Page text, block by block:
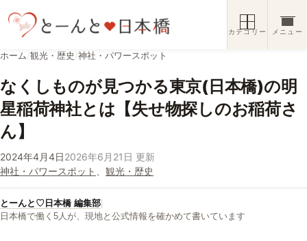
カテゴリー メニュー
ホーム/観光・歴史 /神社・パワースポット
なくしものが見つかる東京(日本橋)の明
星稲荷神社とは【失せ物探しのお稲荷さ
ん】
2024年4月4日2026年6月21日 更新
神社・パワースポット
観光・歴史
とーんと♡日本橋 編集部
日本橋で働く5人が、現地と公式情報を確かめて書いています